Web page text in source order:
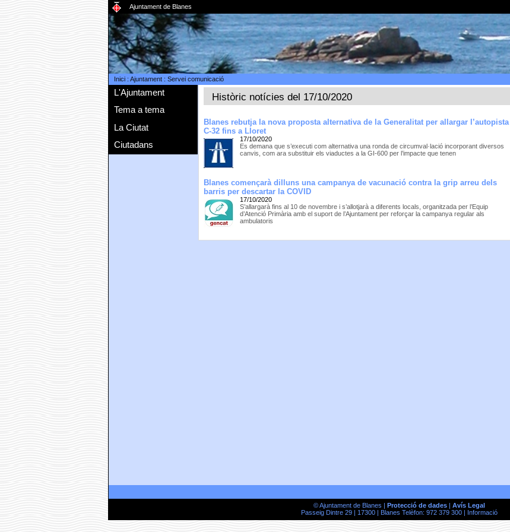
Ajuntament de Blanes
Inici: Ajuntament: Servei comunicació
L'Ajuntament
Tema a tema
La Ciutat
Ciutadans
Històric notícies del 17/10/2020
Blanes rebutja la nova proposta alternativa de la Generalitat per allargar l’autopista
C-32 fins a Lloret
17/10/2020
Es demana que s’executi com alternativa una ronda de circumval·lació incorporant diversos
canvis, com ara substituir els viaductes a la GI-600 per l’impacte que tenen
Blanes començarà dilluns una campanya de vacunació contra la grip arreu dels
barris per descartar la COVID
17/10/2020
S’allargarà fins al 10 de novembre i s’allotjarà a diferents locals, organitzada per l’Equip
d’Atenció Primària amb el suport de l’Ajuntament per reforçar la campanya regular als
ambulatoris
© Ajuntament de Blanes | Protecció de dades| Avís Legal
Passeig Dintre 29 | 17300 | Blanes Telèfon: 972 379 300 |
Informació